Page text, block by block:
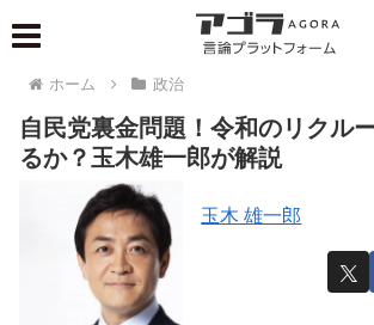
ホーム 政治
自民党裏金問題！令和のリクル
るか？玉木雄一郎が解説
玉木 雄一郎